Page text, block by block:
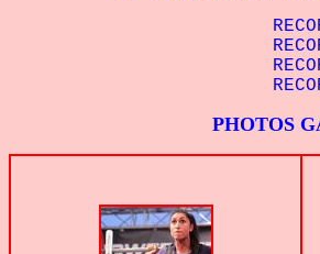
RECORD
RECORD
RECORD
RECORD
PHOTOS